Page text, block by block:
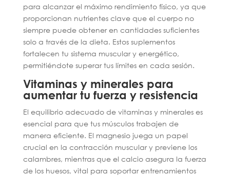
para alcanzar el máximo rendimiento físico, ya que
proporcionan nutrientes clave que el cuerpo no
siempre puede obtener en cantidades suficientes
solo a través de la dieta. Estos suplementos
fortalecen tu sistema muscular y energético,
permitiéndote superar tus límites en cada sesión.
Vitaminas y minerales para
aumentar tu fuerza y resistencia
El equilibrio adecuado de vitaminas y minerales es
esencial para que tus músculos trabajen de
manera eficiente. El magnesio juega un papel
crucial en la contracción muscular y previene los
calambres, mientras que el calcio asegura la fuerza
de los huesos, vital para soportar entrenamientos